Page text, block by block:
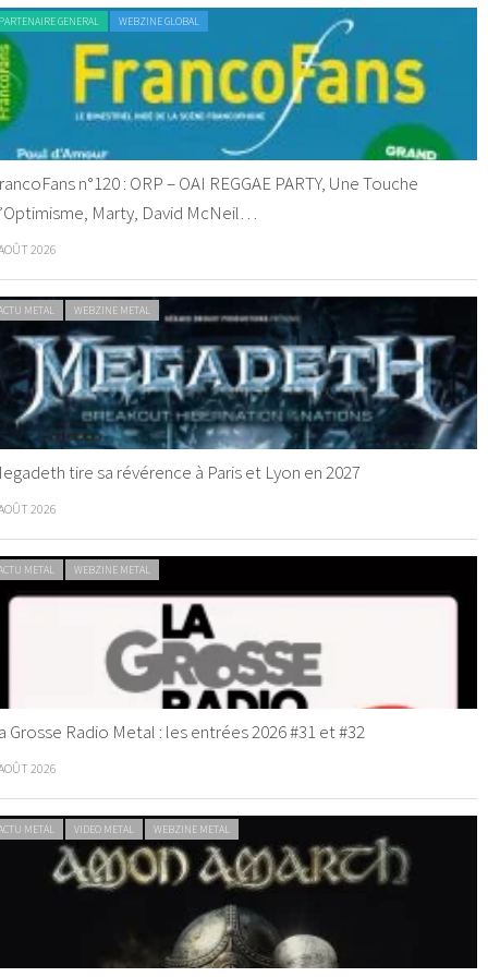
GENERAL WEBZINE GLOBAL
n°120 : ORP – OAI REGGAE PARTY, Une Touche
Marty, David McNeil…
2026
METAL WEBZINE METAL
tire sa révérence à Paris et Lyon en 2027
2026
METAL WEBZINE METAL
Grosse Radio Metal : les entrées 2026 #31 et #32
2026
METAL VIDEO METAL WEBZINE METAL